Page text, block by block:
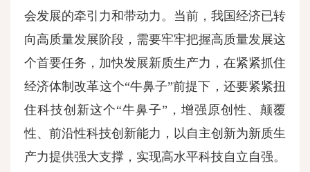
会发展的牵引力和带动力。当前，我国经济已转
向高质量发展阶段，需要牢牢把握高质量发展这
个首要任务，加快发展新质生产力，在紧紧抓住
经济体制改革这个“牛鼻子”前提下，还要紧紧扭
住科技创新这个“牛鼻子”，增强原创性、颠覆
性、前沿性科技创新能力，以自主创新为新质生
产力提供强大支撑，实现高水平科技自立自强。